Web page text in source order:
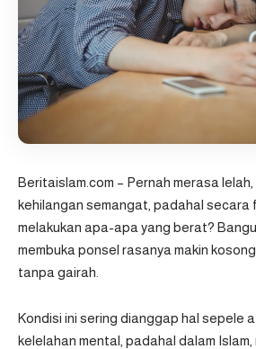
Beritaislam.com – Pernah merasa
kehilangan semangat, padahal secara
melakukan apa-apa yang berat?
membuka ponsel rasanya makin
tanpa gairah.
Kondisi ini sering dianggap hal sepele
kelelahan mental, padahal dalam